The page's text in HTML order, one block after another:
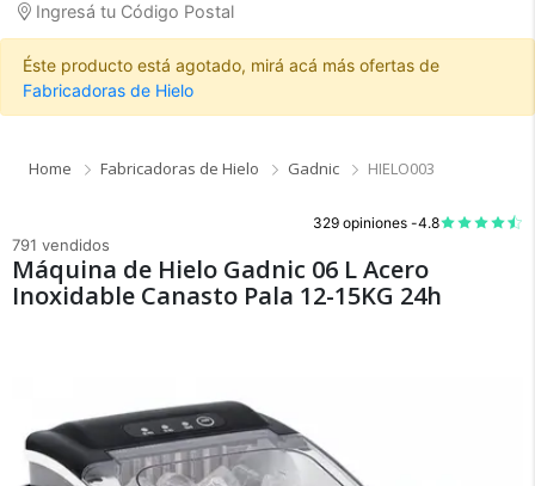
Ingresá tu Código Postal
Éste producto está agotado, mirá acá más ofertas de
Fabricadoras de Hielo
Home Fabricadoras de Hielo Gadnic HIELO003
329 opiniones -4.8
791 vendidos
Máquina de Hielo Gadnic 06 L Acero
Inoxidable Canasto Pala 12-15KG 24h